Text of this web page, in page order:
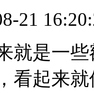
21
就是一
看起来